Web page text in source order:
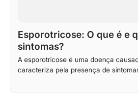
Esporotricose: O que é e
sintomas?
A esporotricose é uma doença
caracteriza pela presença de